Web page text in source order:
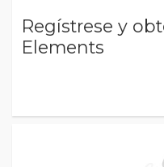
Regístrese y
Elements